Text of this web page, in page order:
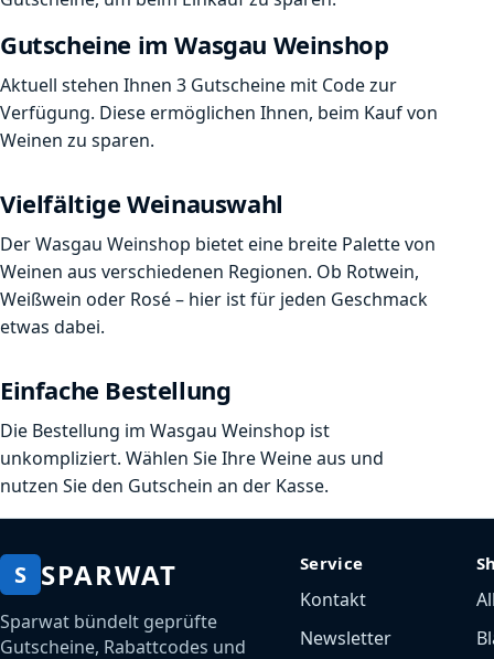
Gutscheine im Wasgau Weinshop
Aktuell stehen Ihnen 3 Gutscheine mit Code zur
Verfügung. Diese ermöglichen Ihnen, beim Kauf von
Weinen zu sparen.
Vielfältige Weinauswahl
Der Wasgau Weinshop bietet eine breite Palette von
Weinen aus verschiedenen Regionen. Ob Rotwein,
Weißwein oder Rosé – hier ist für jeden Geschmack
etwas dabei.
Einfache Bestellung
Die Bestellung im Wasgau Weinshop ist
unkompliziert. Wählen Sie Ihre Weine aus und
nutzen Sie den Gutschein an der Kasse.
S SPARWAT
Sparwat bündelt geprüfte
Gutscheine, Rabattcodes und
Service
Kontakt
Newsletter